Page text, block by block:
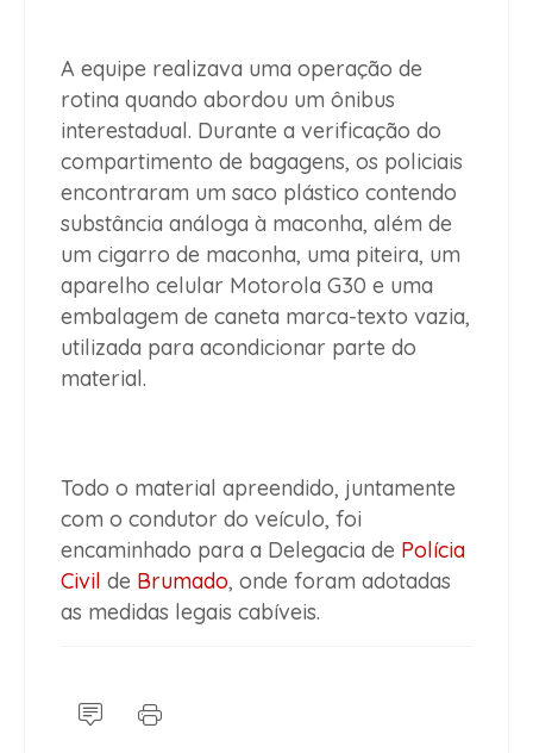
A equipe realizava uma operação de
rotina quando abordou um ônibus
interestadual. Durante a verificação do
compartimento de bagagens, os policiais
encontraram um saco plástico contendo
substância análoga à maconha, além de
um cigarro de maconha, uma piteira, um
aparelho celular Motorola G30 e uma
embalagem de caneta marca-texto vazia,
utilizada para acondicionar parte do
material.
Todo o material apreendido, juntamente
com o condutor do veículo, foi
encaminhado para a Delegacia de Polícia
Civil de Brumado, onde foram adotadas
as medidas legais cabíveis.